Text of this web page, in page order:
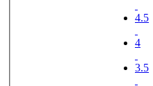
4.5
4
3.5